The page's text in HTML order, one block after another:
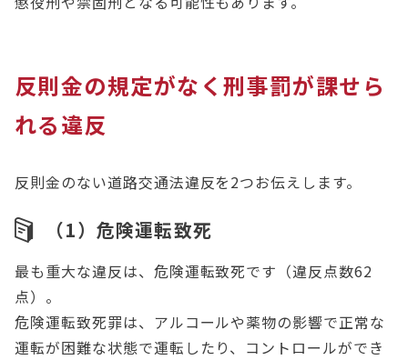
反則金の規定がなく刑事罰が課せら
れる違反
反則金のない道路交通法違反を2つお伝えします。
（1）危険運転致死
最も重大な違反は、危険運転致死です（違反点数62
点）。
危険運転致死罪は、アルコールや薬物の影響で正常な
運転が困難な状態で運転したり、コントロールができ